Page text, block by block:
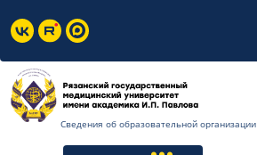
Сведения об образовательной организации